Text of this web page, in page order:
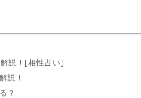
説！[相性占い]
説！
？